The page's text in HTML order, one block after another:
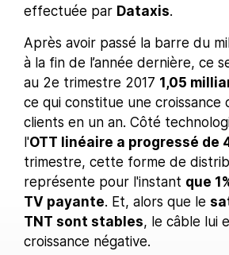
effectuée par Dataxis.
Après avoir passé la barre du
à la fin de l’année dernière, ce
au 2e trimestre 2017 1,05
ce qui constitue une croissance
clients en un an. Côté
l'OTT linéaire a progressé de
trimestre, cette forme de
représente pour l'instant que
TV payante. Et, alors que le
TNT sont stables, le câble lui
croissance négative.